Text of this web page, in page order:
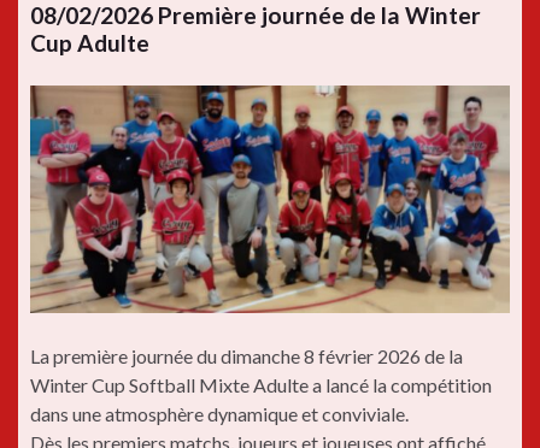
08/02/2026 Première journée de la Winter
Cup Adulte
La première journée du dimanche 8 février 2026 de la
Winter Cup Softball Mixte Adulte a lancé la compétition
dans une atmosphère dynamique et conviviale.
Dès les premiers matchs, joueurs et joueuses ont affiché